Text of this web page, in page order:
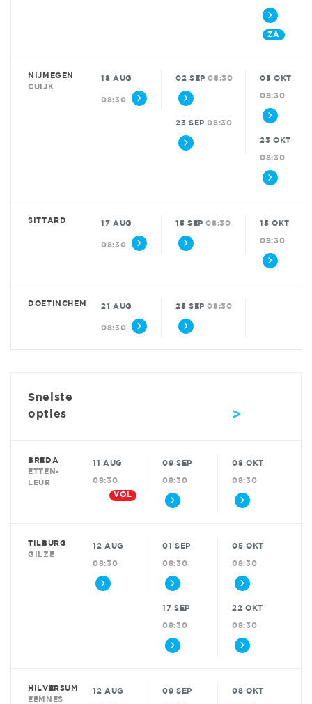
ZA
NIJMEGEN
CUIJK
18 AUG
08:30
02 SEP 08:30
23 SEP 08:30
05 OKT
08:30
23 OKT
08:30
SITTARD 17 AUG
08:30
15 SEP 08:30 15 OKT
08:30
DOETINCHEM 21 AUG
08:30
25 SEP 08:30
Snelste
opties
>
BREDA
ETTEN-
LEUR
11 AUG
08:30
VOL
09 SEP
08:30
08 OKT
08:30
TILBURG
GILZE
12 AUG
08:30
01 SEP
08:30
17 SEP
08:30
05 OKT
08:30
22 OKT
08:30
HILVERSUM
EEMNES
12 AUG 09 SEP 08 OKT